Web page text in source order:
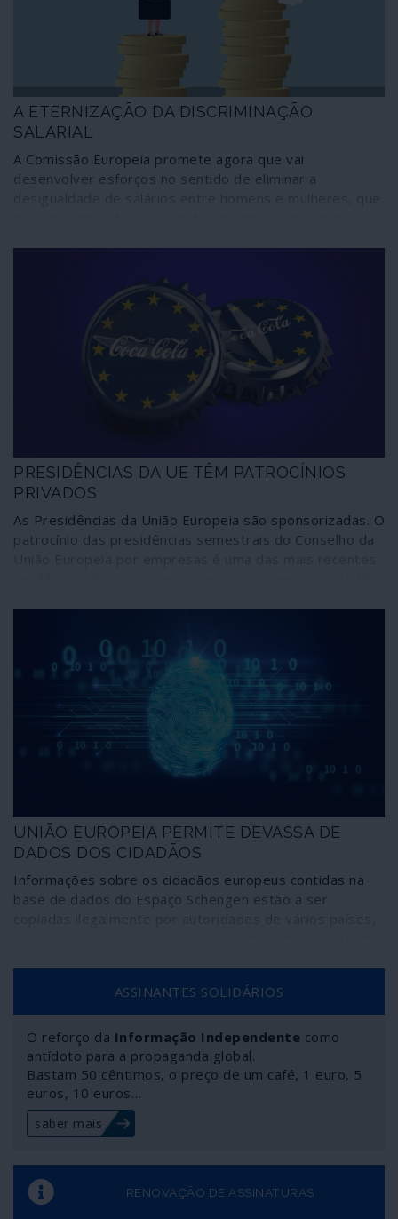
A ETERNIZAÇÃO DA DISCRIMINAÇÃO
SALARIAL
A Comissão Europeia promete agora que vai
desenvolver esforços no sentido de eliminar a
PRESIDÊNCIAS DA UE TÊM PATROCÍNIOS
PRIVADOS
As Presidências da União Europeia são sponsorizadas. O
patrocínio das presidências semestrais do Conselho da
comercializando os direitos dos cidadãos europeus e
tornando instituições públicas influenciadas por
estratégias privadas. É o domínio da arbitrariedade
UNIÃO EUROPEIA PERMITE DEVASSA DE
DADOS DOS CIDADÃOS
Informações sobre os cidadãos europeus contidas na
base de dados do Espaço Schengen estão a ser
às agências de espionagem dos Estados Unidos da
América. Existem “riscos sérios e imediatos” para a
integridade e segurança dos dados “e dos seus
titulares”, reconhece um relatório confidencial ao nível
da Comissão Europeia.
ASSINANTES SOLIDÁRIOS
O reforço da Informação Independente como
antídoto para a propaganda global.
Bastam 50 cêntimos, o preço de um café, 1 euro, 5
euros, 10 euros…
saber mais
RENOVAÇÃO DE ASSINATURAS